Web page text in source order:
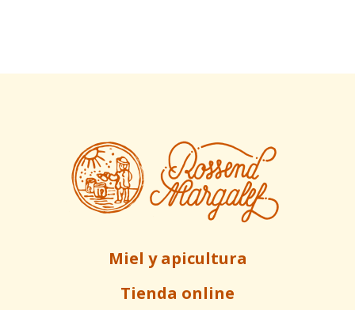
Miel y apicultura
Tienda online